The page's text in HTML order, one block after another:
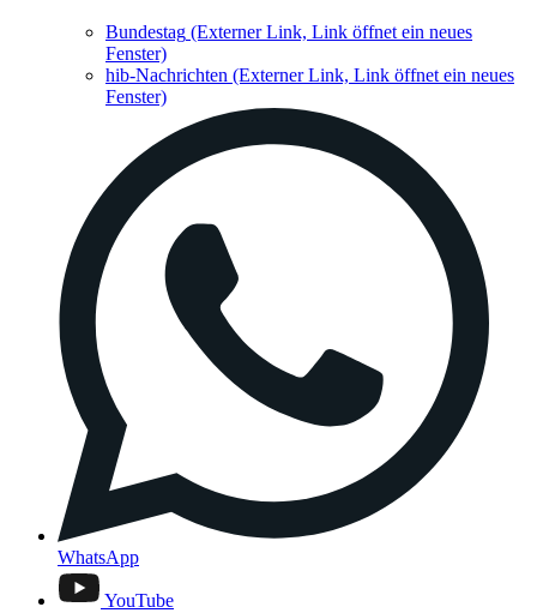
Bundestag (Externer Link, Link öffnet ein neues
Fenster)
hib-Nachrichten (Externer Link, Link öffnet ein neues
Fenster)
WhatsApp
YouTube